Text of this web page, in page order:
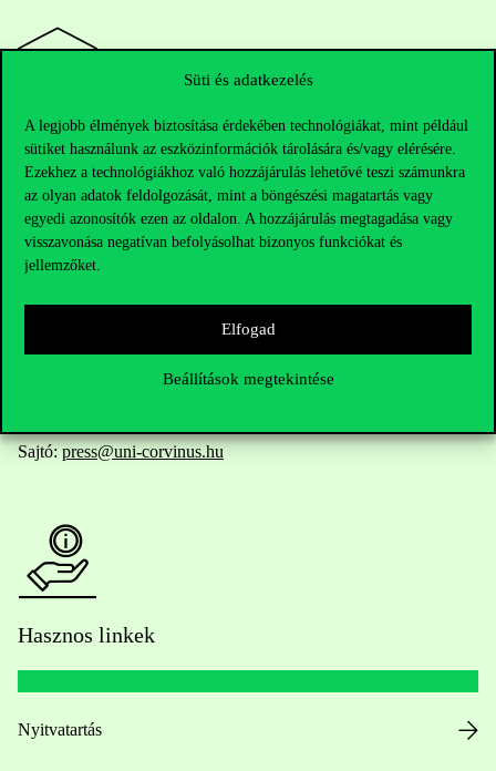
Süti és adatkezelés
A legjobb élmények biztosítása érdekében technológiákat, mint például
sütiket használunk az eszközinformációk tárolására és/vagy elérésére.
Ezekhez a technológiákhoz való hozzájárulás lehetővé teszi számunkra
az olyan adatok feldolgozását, mint a böngészési magatartás vagy
egyedi azonosítók ezen az oldalon. A hozzájárulás megtagadása vagy
visszavonása negatívan befolyásolhat bizonyos funkciókat és
jellemzőket.
Elfogad
Beállítások megtekintése
Elérhetőségek
Telefonszám:+36 1 482 5000
Sajtó: press@uni-corvinus.hu
Hasznos linkek
Nyitvatartás